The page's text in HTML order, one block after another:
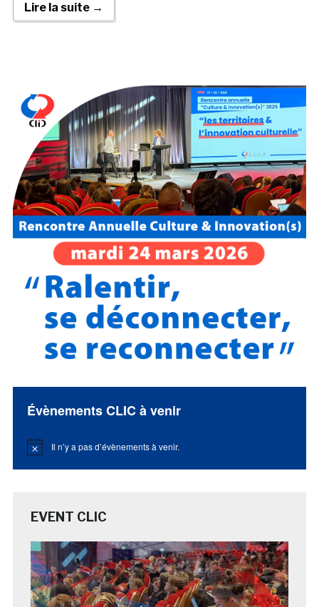
Lire la suite →
Évènements CLIC à venir
Notice Il n’y a pas d’évènements à venir.
EVENT CLIC